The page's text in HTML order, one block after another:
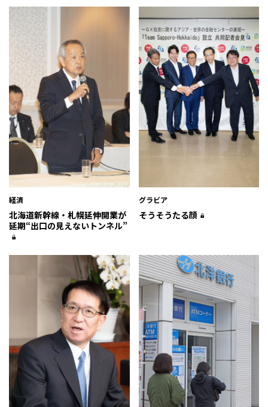
経済
北海道新幹線・札幌延伸開業が
延期“出口の見えないトンネル”
グラビア
そうそうたる顔